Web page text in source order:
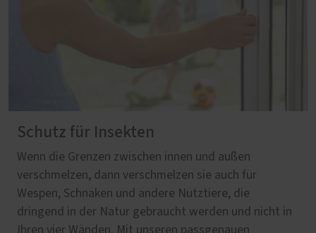
Schutz für Insekten
Wenn die Grenzen zwischen innen und außen
verschmelzen, dann verschmelzen sie auch für
Wespen, Schnaken und andere Nutztiere, die
dringend in der Natur gebraucht werden und nicht in
Ihren vier Wänden. Mit unseren passgenauen